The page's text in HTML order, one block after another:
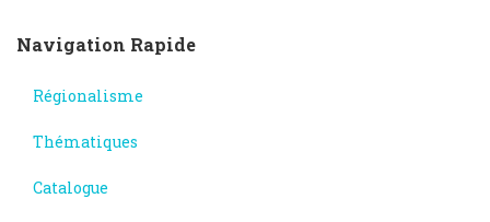
Navigation Rapide
Régionalisme
Thématiques
Catalogue